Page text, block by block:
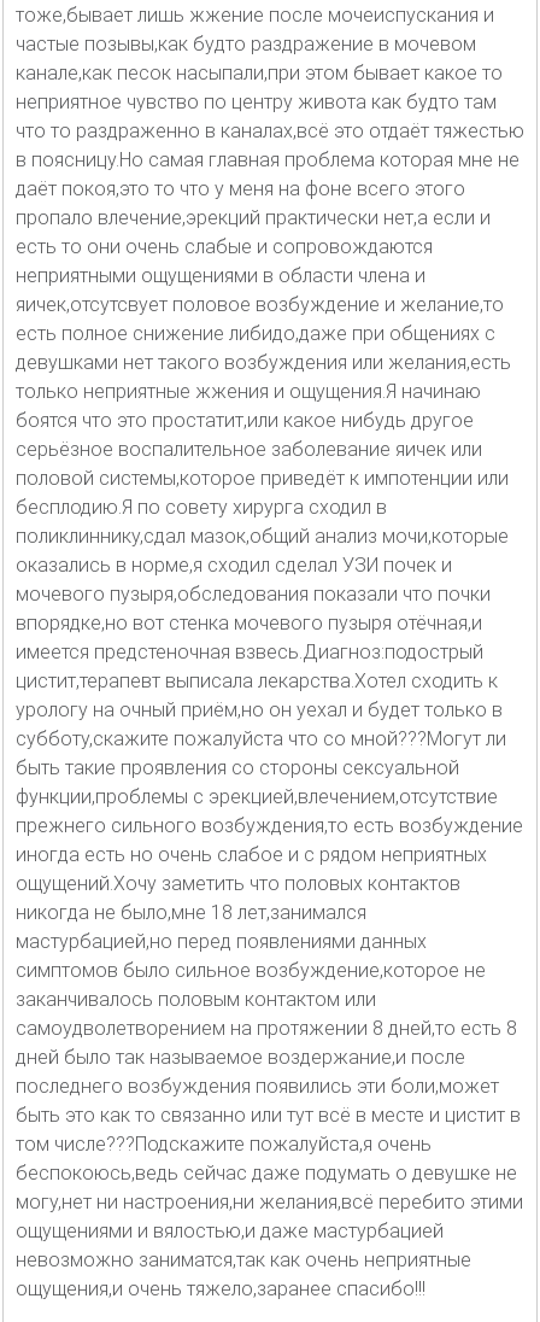
тоже,бывает лишь жжение после мочеиспускания и
частые позывы,как будто раздражение в мочевом
канале,как песок насыпали,при этом бывает какое то
неприятное чувство по центру живота как будто там
что то раздраженно в каналах,всё это отдаёт тяжестью
в поясницу.Но самая главная проблема которая мне не
даёт покоя,это то что у меня на фоне всего этого
пропало влечение,эрекций практически нет,а если и
есть то они очень слабые и сопровождаются
неприятными ощущениями в области члена и
яичек,отсутсвует половое возбуждение и желание,то
есть полное снижение либидо,даже при общениях с
девушками нет такого возбуждения или желания,есть
только неприятные жжения и ощущения.Я начинаю
боятся что это простатит,или какое нибудь другое
серьёзное воспалительное заболевание яичек или
половой системы,которое приведёт к импотенции или
бесплодию.Я по совету хирурга сходил в
поликлиннику,сдал мазок,общий анализ мочи,которые
оказались в норме,я сходил сделал УЗИ почек и
мочевого пузыря,обследования показали что почки
впорядке,но вот стенка мочевого пузыря отёчная,и
имеется предстеночная взвесь.Диагноз:подострый
цистит,терапевт выписала лекарства.Хотел сходить к
урологу на очный приём,но он уехал и будет только в
субботу,скажите пожалуйста что со мной???Могут ли
быть такие проявления со стороны сексуальной
функции,проблемы с эрекцией,влечением,отсутствие
прежнего сильного возбуждения,то есть возбуждение
иногда есть но очень слабое и с рядом неприятных
ощущений.Хочу заметить что половых контактов
никогда не было,мне 18 лет,занимался
мастурбацией,но перед появлениями данных
симптомов было сильное возбуждение,которое не
заканчивалось половым контактом или
самоудволетворением на протяжении 8 дней,то есть 8
дней было так называемое воздержание,и после
последнего возбуждения появились эти боли,может
быть это как то связанно или тут всё в месте и цистит в
том числе???Подскажите пожалуйста,я очень
беспокоюсь,ведь сейчас даже подумать о девушке не
могу,нет ни настроения,ни желания,всё перебито этими
ощущениями и вялостью,и даже мастурбацией
невозможно заниматся,так как очень неприятные
ощущения,и очень тяжело,заранее спасибо!!!